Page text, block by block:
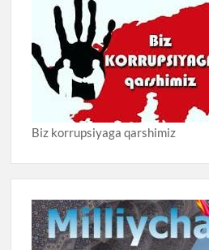
Biz korrupsiyaga qarshimiz